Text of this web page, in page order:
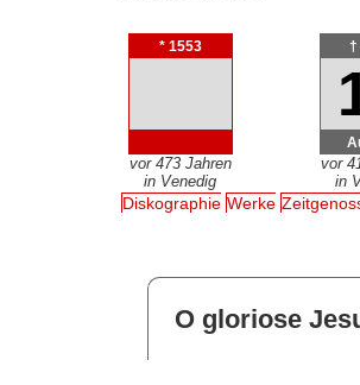
* 1553
vor 473 Jahren
in Venedig
†
vor
in
Diskographie Werke
O gloriose